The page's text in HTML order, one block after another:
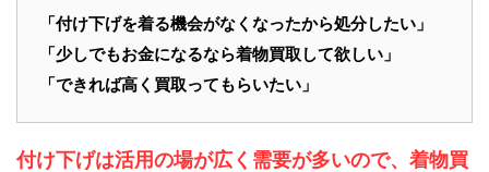
「付け下げを着る機会がなくなったから処分したい」
「少しでもお金になるなら着物買取 して欲しい」
「できれば高く買取ってもらいたい」
付け下げは活用の場が広く需要が多いので、着物買